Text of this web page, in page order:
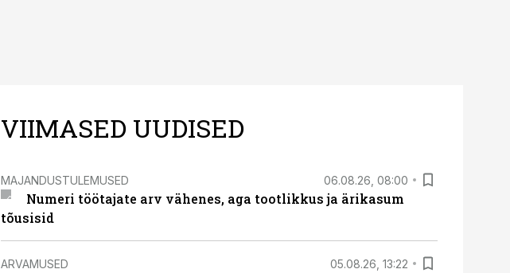
VIIMASED UUDISED
MAJANDUSTULEMUSED 06.08.26, 08:00
Numeri töötajate arv vähenes, aga tootlikkus ja ärikasum
tõusisid
ARVAMUSED 05.08.26, 13:22